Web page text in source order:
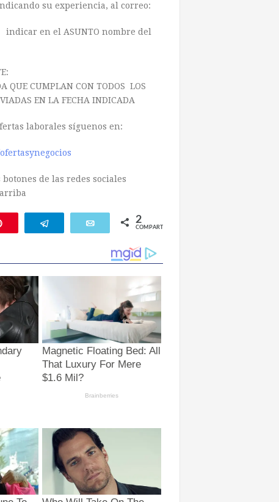
su experiencia, al correo:
indicar en el ASUNTO nombre del
QUE CUMPLAN CON TODOS LOS
EN LA FECHA INDICADA
laborales síguenos en:
de las redes sociales
Telegram Email 2
COMPARTIR